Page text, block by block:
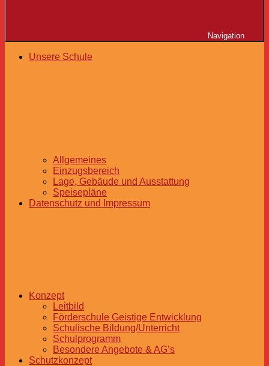
Navigation
Unsere Schule
Allgemeines
Einzugsbereich
Lage, Gebäude und Ausstattung
Speisepläne
Datenschutz und Impressum
Konzept
Leitbild
Förderschule Geistige Entwicklung
Schulische Bildung/Unterricht
Schulprogramm
Besondere Angebote & AG’s
Schutzkonzept